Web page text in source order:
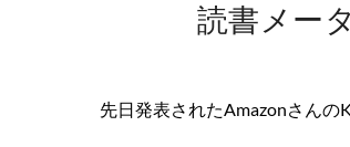
読書メー
先日発表されたAmazonさん